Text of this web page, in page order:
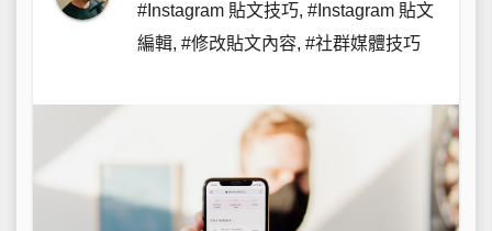
#Instagram 貼文技巧, #Instagram 貼文
編輯, #修改貼文內容, #社群媒體技巧